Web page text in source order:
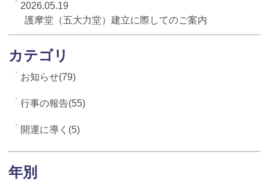
2026.05.19
護摩堂（五大力堂）建立に際してのご案内
カテゴリ
お知らせ(79)
行事の報告(55)
開運に導く(5)
年別